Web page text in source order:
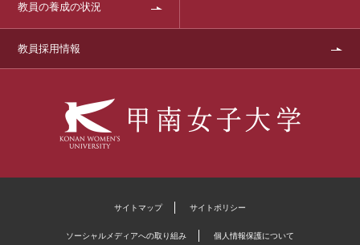
教員の養成の状況
教員採用情報
サイトマップ サイトポリシー
ソーシャルメディアへの取り組み 個人情報保護について